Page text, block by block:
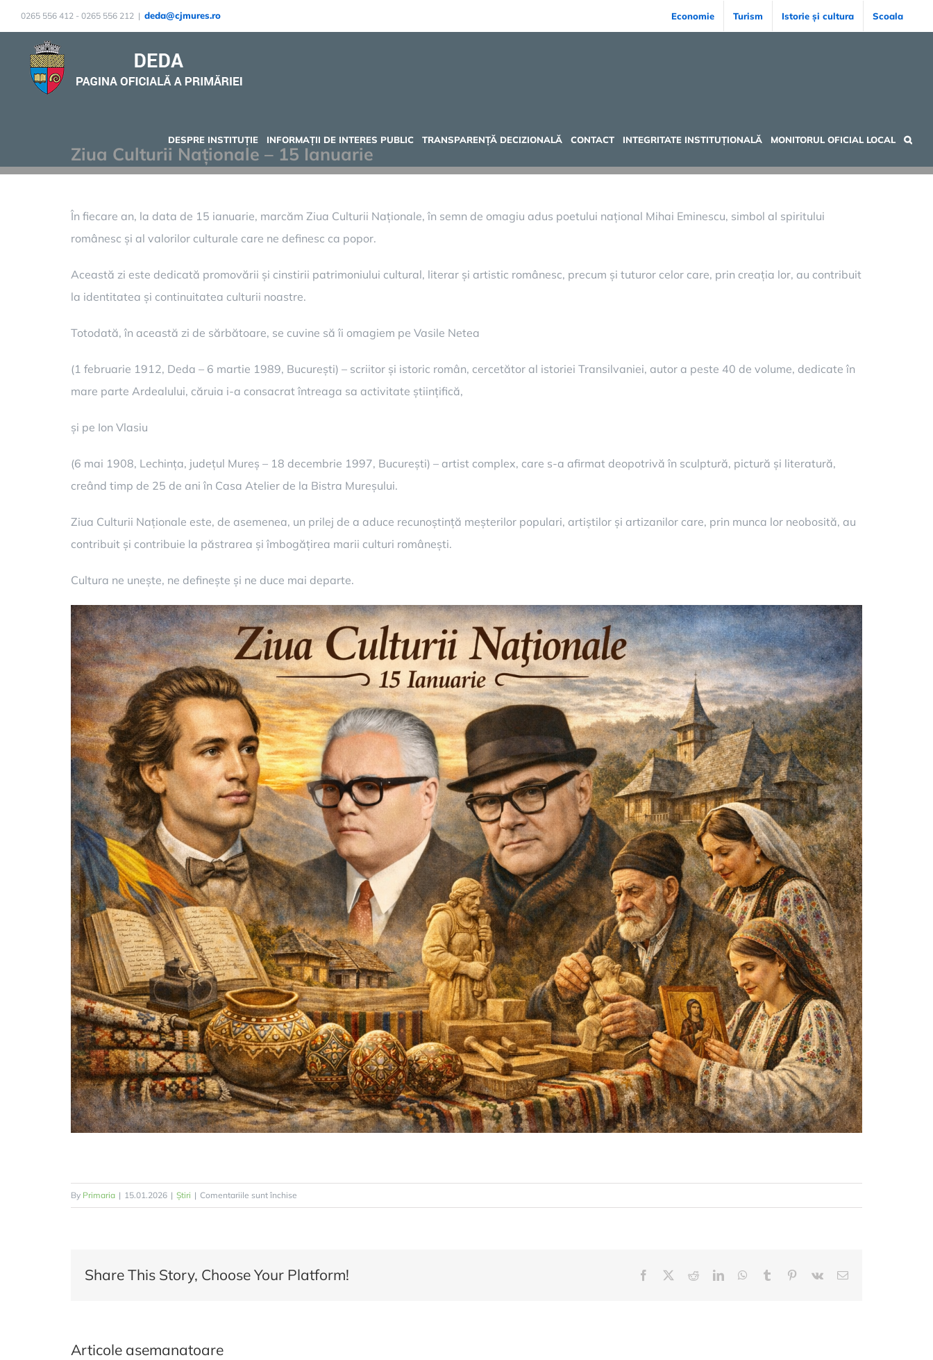
to
content
0265 556 412 - 0265 556 212 | deda@cjmures.ro Economie Turism Istorie și cultura Scoala
DESPRE INSTITUȚIE INFORMAȚII DE INTERES PUBLIC TRANSPARENȚĂ DECIZIONALĂ CONTACT INTEGRITATE INSTITUȚIONALĂ MONITORUL OFICIAL LOCAL
Ziua Culturii Naționale – 15 Ianuarie
În fiecare an, la data de 15 ianuarie, marcăm Ziua Culturii Naționale, în semn de omagiu adus poetului național Mihai Eminescu, simbol al spiritului
românesc și al valorilor culturale care ne definesc ca popor.
Această zi este dedicată promovării și cinstirii patrimoniului cultural, literar și artistic românesc, precum și tuturor celor care, prin creația lor, au contribuit
la identitatea și continuitatea culturii noastre.
Totodată, în această zi de sărbătoare, se cuvine să îi omagiem pe Vasile Netea
(1 februarie 1912, Deda – 6 martie 1989, București) – scriitor și istoric român, cercetător al istoriei Transilvaniei, autor a peste 40 de volume, dedicate în
mare parte Ardealului, căruia i-a consacrat întreaga sa activitate științifică,
și pe Ion Vlasiu
(6 mai 1908, Lechința, județul Mureș – 18 decembrie 1997, București) – artist complex, care s-a afirmat deopotrivă în sculptură, pictură și literatură,
creând timp de 25 de ani în Casa Atelier de la Bistra Mureșului.
Ziua Culturii Naționale este, de asemenea, un prilej de a aduce recunoștință meșterilor populari, artiștilor și artizanilor care, prin munca lor neobosită, au
contribuit și contribuie la păstrarea și îmbogățirea marii culturi românești.
Cultura ne unește, ne definește și ne duce mai departe.
By Primaria | 15.01.2026 | Știri | Comentariile sunt închise
Ziua
15
Share This Story, Choose Your Platform! Facebook
TwitterRedditLinkedInWhatsApp
Tumblr Pinterest
Vk
E-
Articole asemanatoare